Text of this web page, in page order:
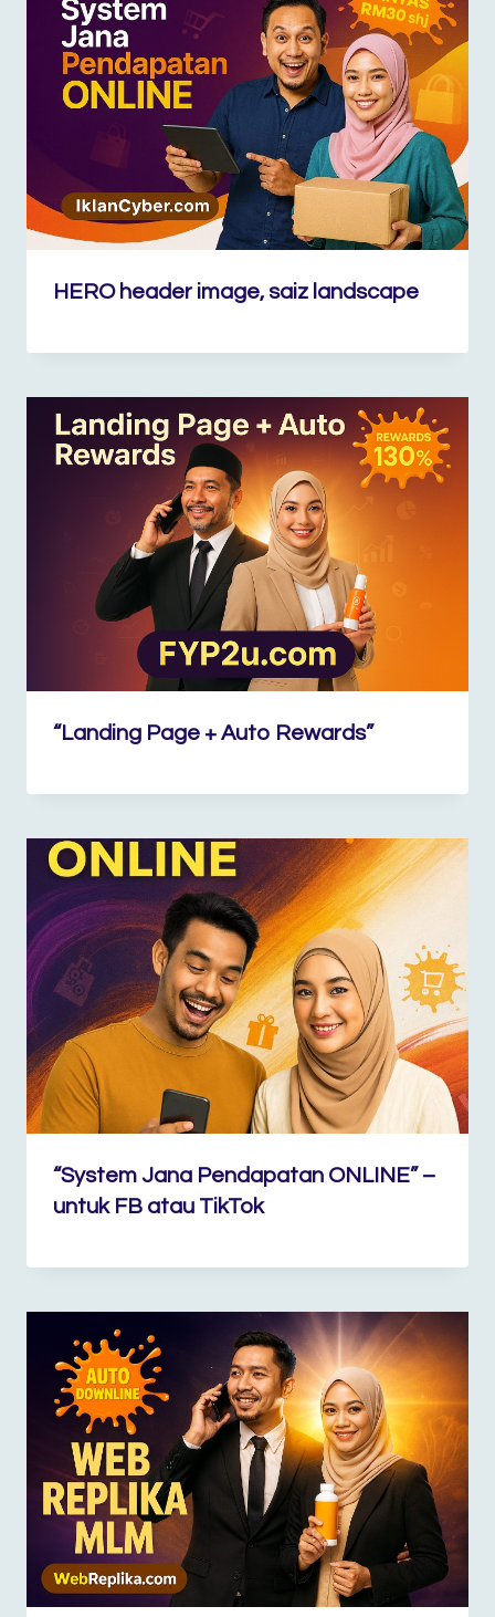
HERO header image, saiz landscape
“Landing Page + Auto Rewards”
“System Jana Pendapatan ONLINE” –
untuk FB atau TikTok